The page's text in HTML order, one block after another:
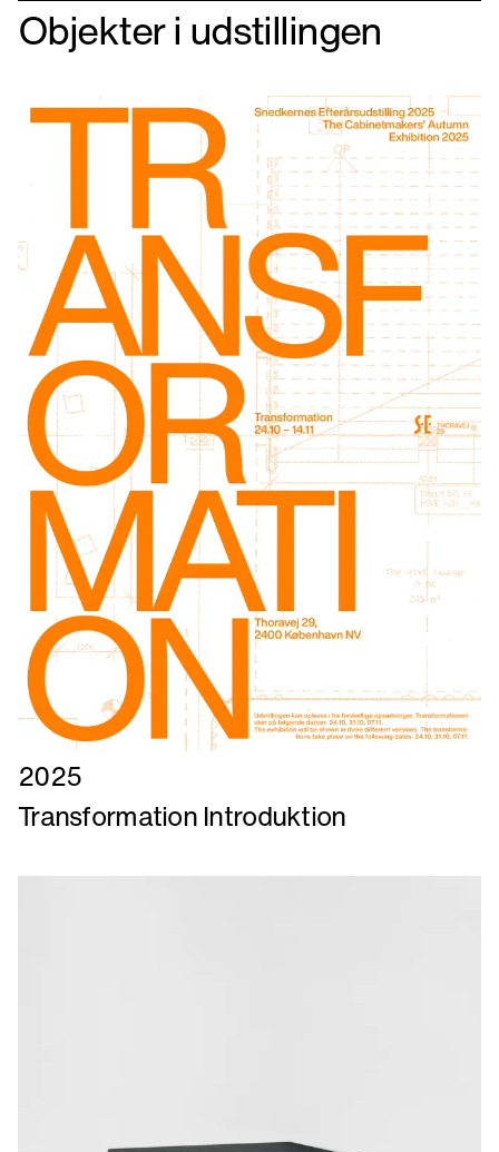
Objekter i udstillingen
Læs
mere
om
Introduktion
2025
Transformation Introduktion